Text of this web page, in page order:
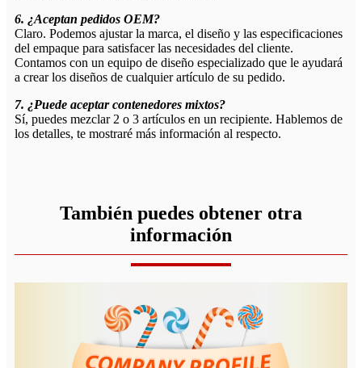
6. ¿Aceptan pedidos OEM?
Claro. Podemos ajustar la marca, el diseño y las especificaciones
del empaque para satisfacer las necesidades del cliente.
Contamos con un equipo de diseño especializado que le ayudará
a crear los diseños de cualquier artículo de su pedido.
7. ¿Puede aceptar contenedores mixtos?
Sí, puedes mezclar 2 o 3 artículos en un recipiente. Hablemos de
los detalles, te mostraré más información al respecto.
También puedes obtener otra
información